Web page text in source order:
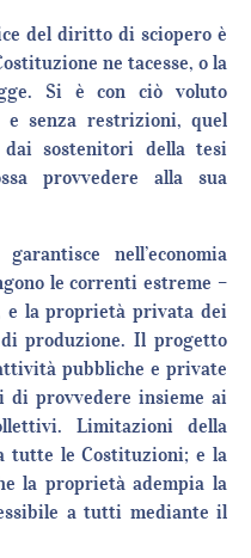
del diritto di sciopero è
ne tacesse, o la
Si è con ciò voluto
e senza restrizioni, quel
sostenitori della tesi
provvedere alla sua
nell’economia
le correnti estreme –
e la proprietà privata dei
produzione. Il progetto
pubbliche e private
di provvedere insieme ai
Limitazioni della
tutte le Costituzioni; e la
la proprietà adempia la
a tutti mediante il